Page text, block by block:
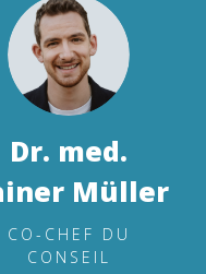
Dr. med.
Müller
CO-CHEF DU
CONSEIL